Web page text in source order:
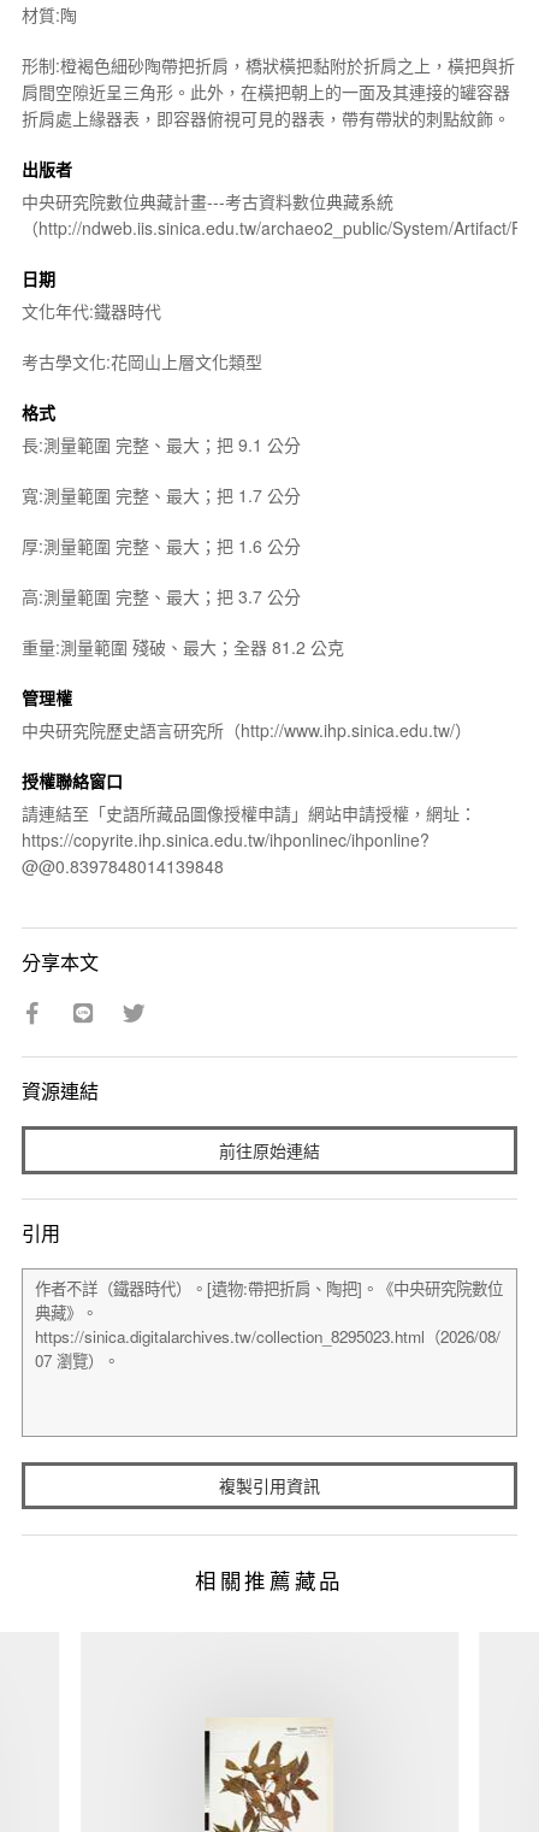
材質:陶
形制:橙褐色細砂陶帶把折肩，橋狀橫把黏附於折肩之上，橫把與折
肩間空隙近呈三角形。此外，在橫把朝上的一面及其連接的罐容器
折肩處上緣器表，即容器俯視可見的器表，帶有帶狀的刺點紋飾。
出版者
中央研究院數位典藏計畫---考古資料數位典藏系統
（http://ndweb.iis.sinica.edu.tw/archaeo2_public/System/Artifact/
日期
文化年代:鐵器時代
考古學文化:花岡山上層文化類型
格式
長:測量範圍 完整、最大；把 9.1 公分
寬:測量範圍 完整、最大；把 1.7 公分
厚:測量範圍 完整、最大；把 1.6 公分
高:測量範圍 完整、最大；把 3.7 公分
重量:測量範圍 殘破、最大；全器 81.2 公克
管理權
中央研究院歷史語言研究所（http://www.ihp.sinica.edu.tw/）
授權聯絡窗口
請連結至「史語所藏品圖像授權申請」網站申請授權，網址：
https://copyrite.ihp.sinica.edu.tw/ihponlinec/ihponline?
@@0.8397848014139848
分享本文
資源連結
前往原始連結
引用
複製引用資訊
相關推薦藏品